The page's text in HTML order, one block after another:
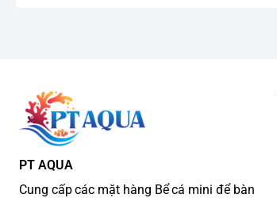
PT AQUA
Cung cấp các mặt hàng Bể cá mini để bàn